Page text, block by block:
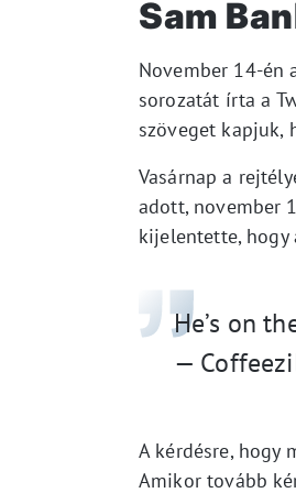
Sam
November 14-én
sorozatát írta a
szöveget kapjuk,
Vasárnap a
adott, november
kijelentette, hogy
He’s on
—
A kérdésre, hogy
Amikor tovább